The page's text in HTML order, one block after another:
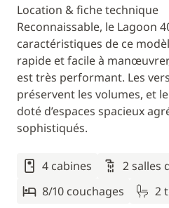
Location & fiche technique
Reconnaissable, le Lagoon
caractéristiques de ce
rapide et facile à
est très performant. Les
préservent les volumes, et
doté d’espaces spacieux
sophistiqués.
4 cabines
2 salles
8/10 couchages
2